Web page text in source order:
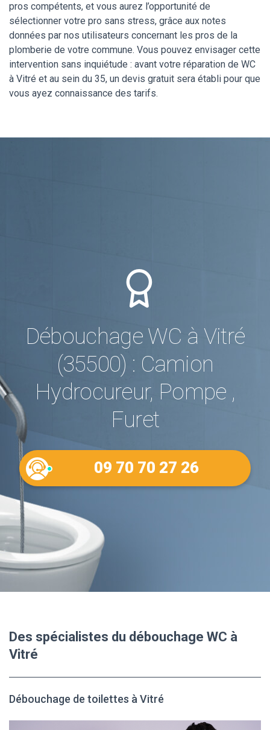
pros compétents, et vous aurez l’opportunité de
sélectionner votre pro sans stress, grâce aux notes
données par nos utilisateurs concernant les pros de la
plomberie de votre commune. Vous pouvez envisager cette
intervention sans inquiétude : avant votre réparation de WC
à Vitré et au sein du 35, un devis gratuit sera établi pour que
vous ayez connaissance des tarifs.
Débouchage WC à Vitré
(35500) : Camion
Hydrocureur, Pompe ,
Furet
09 70 70 27 26
Des spécialistes du débouchage WC à
Vitré
Débouchage de toilettes à Vitré